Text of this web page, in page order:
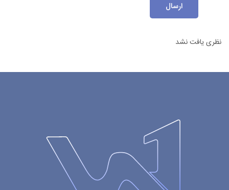
ارسال
نظری یافت نشد